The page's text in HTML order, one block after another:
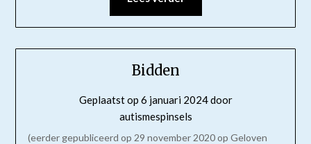
Bidden
Geplaatst op 6 januari 2024door
autismespinsels
(eerder gepubliceerd op 29 november 2020 op Geloven